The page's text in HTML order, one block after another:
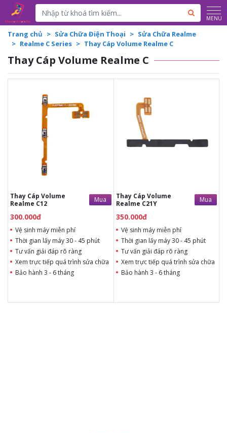
Powered by Translate MENU
Trang chủ Sửa Chữa Điện Thoại
Sửa Chữa Realme
Realme C Series
Thay Cáp Volume Realme C
Thay Cáp Volume Realme C
Thay Cáp Volume
Realme C12
Mua
300.000đ
Vệ sinh máy miễn phí
Thời gian lấy máy 30 - 45 phút
Tư vấn giải đáp rõ ràng
Xem trực tiếp quá trình sửa chữa
Bảo hành 3 - 6 tháng
300.000đ
Thời gian lấy máy 60 phút
Tư vấn giải đáp rõ ràng
Xem trực tiếp quá trình
thay cáp Volume
Bảo hành 12 tháng
thợ, không phát sinh chi
phí khác
Thay Cáp Volume
Realme C21Y
Mua
350.000đ
Vệ sinh máy miễn phí
Thời gian lấy máy 30 - 45 phút
Tư vấn giải đáp rõ ràng
Xem trực tiếp quá trình sửa chữa
Bảo hành 3 - 6 tháng
350.000đ
Thời gian lấy máy 60 phút
Tư vấn giải đáp rõ ràng
Xem trực tiếp quá trình
thay cáp Volume